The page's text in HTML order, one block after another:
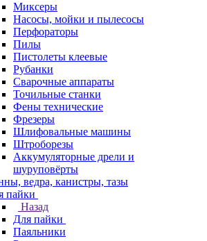
Миксеры
Насосы, мойки и пылесосы
Перфораторы
Пилы
Пистолеты клеевые
Рубанки
Сварочные аппараты
Точильные станки
Фены технические
Фрезеры
Шлифовальные машины
Штроборезы
Аккумуляторные дрели и
шуруповёрты
ведра, канистры, тазы
пайки
Назад
Для пайки
Паяльники